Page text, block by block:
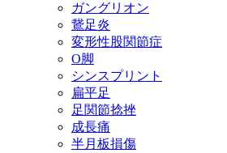
ガングリオン
鵞足炎
変形性股関節症
O脚
シンスプリント
扁平足
足関節捻挫
成長痛
半月板損傷